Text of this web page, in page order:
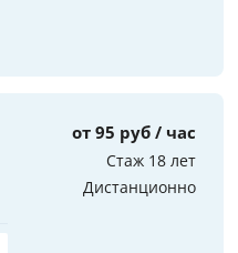
от 95 руб / час
Стаж 18 лет
Дистанционно